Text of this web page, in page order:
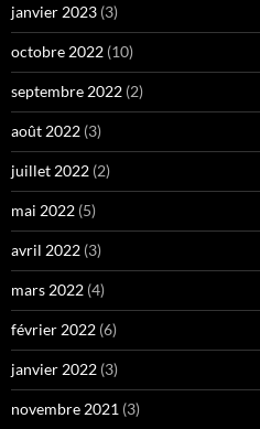
janvier 2023 (3)
octobre 2022 (10)
septembre 2022 (2)
août 2022 (3)
juillet 2022 (2)
mai 2022 (5)
avril 2022 (3)
mars 2022 (4)
février 2022 (6)
janvier 2022 (3)
novembre 2021 (3)